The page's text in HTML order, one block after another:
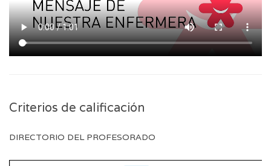
Criterios de calificación
DIRECTORIO DEL PROFESORADO